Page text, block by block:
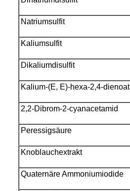
Natriumsulfit
Kaliumsulfit
Dikaliumdisulfit
Kalium-(E, E)-hexa-2,4-dienoat
2,2-Dibrom-2-cyanacetamid
Peressigsäure
Knoblauchextrakt
Quaternäre Ammoniumiodide